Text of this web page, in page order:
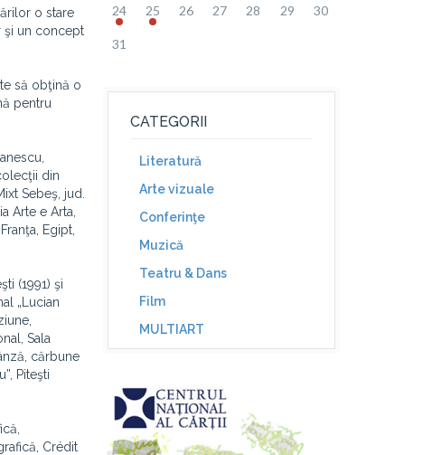
o stare
şi un concept
să obţină o
pentru
din
Sebeş, jud.
Arte e Arta,
Egipt,
(1991) şi
„Lucian
Sala
cărbune
Piteşti
Crédit
24 25 26 27 28 29 30
31
CATEGORII
Literatură
Arte vizuale
Conferinţe
Muzică
Teatru & Dans
Film
MULTIART